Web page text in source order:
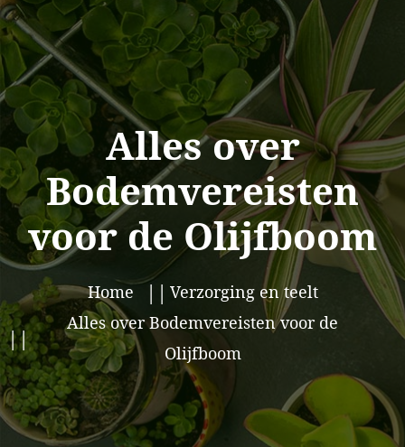
Alles over
Bodemvereisten
voor de Olijfboom
Home
Verzorging en teelt
Alles over Bodemvereisten voor de
Olijfboom